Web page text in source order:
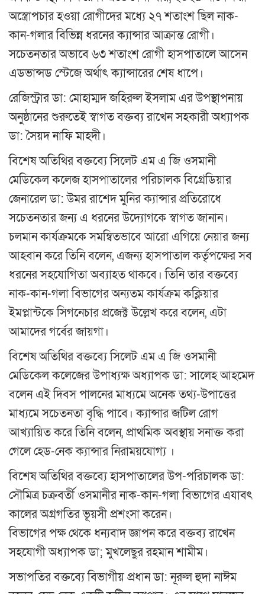
অস্ত্রোপচার হওয়া রোগীদের মধ্যে ২৭ শতাংশ ছিল নাক-
কান-গলার বিভিন্ন ধরনের ক্যান্সার আক্রান্ত রোগী।
সচেতনতার অভাবে ৬৩ শতাংশ রোগী হাসপাতালে আসেন
এডভান্সড স্টেজে অর্থাৎ ক্যান্সারের শেষ ধাপে।
রেজিস্ট্রার ডা: মোহাম্মদ জহিরুল ইসলাম এর উপস্থাপনায়
অনুষ্ঠানের শুরুতেই স্বাগত বক্তব্য রাখেন সহকারী অধ্যাপক
ডা: সৈয়দ নাফি মাহদী।
বিশেষ অতিথির বক্তব্যে সিলেট এম এ জি ওসমানী
মেডিকেল কলেজ হাসপাতালের পরিচালক বিগ্রেডিয়ার
জেনারেল ডা: উমর রাশেদ মুনির ক্যান্সার প্রতিরোধে
সচেতনতার জন্য এ ধরনের উদ্যোগকে স্বাগত জানান।
চলমান কার্যক্রমকে সমন্বিতভাবে আরো এগিয়ে নেয়ার জন্য
আহবান করে তিনি বলেন, এজন্য হাসপাতাল কর্তৃপক্ষের সব
ধরনের সহযোগিতা অব্যাহত থাকবে। তিনি তার বক্তব্যে
নাক-কান-গলা বিভাগের অন্যতম কার্যক্রম কক্লিয়ার
ইমপ্লান্টকে সিগনেচার প্রজেক্ট উল্লেখ করে বলেন, এটা
আমাদের গর্বের জায়গা।
বিশেষ অতিথির বক্তব্যে সিলেট এম এ জি ওসমানী
মেডিকেল কলেজের উপাধ্যক্ষ অধ্যাপক ডা: সালেহ আহমেদ
বলেন এই দিবস পালনের মাধ্যমে অনেক তথ্য-উপাত্তের
মাধ্যমে সচেতনতা বৃদ্ধি পাবে। ক্যান্সার জটিল রোগ
আখ্যায়িত করে তিনি বলেন, প্রাথমিক অবস্থায় সনাক্ত করা
গেলে হেড-নেক ক্যান্সার নিরাময়যোগ্য ।
বিশেষ অতিথির বক্তব্যে হাসপাতালের উপ-পরিচালক ডা:
সৌমিত্র চক্রবর্তী ওসমানীর নাক-কান-গলা বিভাগের এযাবৎ
কালের অগ্রগতির ভূয়সী প্রশংসা করেন।
বিভাগের পক্ষ থেকে ধন্যবাদ জ্ঞাপন করে বক্তব্য রাখেন
সহযোগী অধ্যাপক ডা; মুখলেছুর রহমান শামীম।
সভাপতির বক্তব্যে বিভাগীয় প্রধান ডা: নূরুল হুদা নাঈম